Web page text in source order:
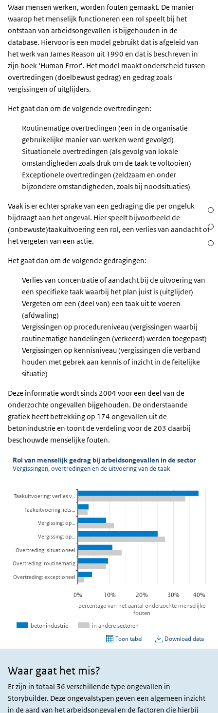
Waar mensen werken, worden fouten gemaakt. De manier
waarop het menselijk functioneren een rol speelt bij het
ontstaan van arbeidsongevallen is bijgehouden in de
database. Hiervoor is een model gebruikt dat is afgeleid van
het werk van James Reason uit 1990 en dat is beschreven in
zijn boek ‘Human Error’. Het model maakt onderscheid tussen
overtredingen (doelbewust gedrag) en gedrag zoals
vergissingen of uitglijders.
Het gaat dan om de volgende overtredingen:
Routinematige overtredingen (een in de organisatie
gebruikelijke manier van werken werd gevolgd)
Situationele overtredingen (als gevolg van lokale
omstandigheden zoals druk om de taak te voltooien)
Exceptionele overtredingen (zeldzaam en onder
bijzondere omstandigheden, zoals bij noodsituaties)
Vaak is er echter sprake van een gedraging die per ongeluk
bijdraagt aan het ongeval. Hier speelt bijvoorbeeld de
(onbewuste)taakuitvoering een rol, een verlies van aandacht of
het vergeten van een actie.
Het gaat dan om de volgende gedragingen:
Verlies van concentratie of aandacht bij de uitvoering van
een specifieke taak waarbij het plan juist is (uitglijder)
Vergeten om een (deel van) een taak uit te voeren
(afdwaling)
Vergissingen op procedureniveau (vergissingen waarbij
routinematige handelingen (verkeerd) werden toegepast)
Vergissingen op kennisniveau (vergissingen die verband
houden met gebrek aan kennis of inzicht in de feitelijke
situatie)
Deze informatie wordt sinds 2004 voor een deel van de
onderzochte ongevallen bijgehouden. De onderstaande
grafiek heeft betrekking op 174 ongevallen uit de
betonindustrie en toont de verdeling voor de 203 daarbij
beschouwde menselijke fouten.
het
mis?
Waar gaat het mis?
Er zijn in totaal 36 verschillende type ongevallen in
Storybuilder. Deze ongevalstypen geven een algemeen inzicht
in de aard van het arbeidsongeval en de factoren die hierbij